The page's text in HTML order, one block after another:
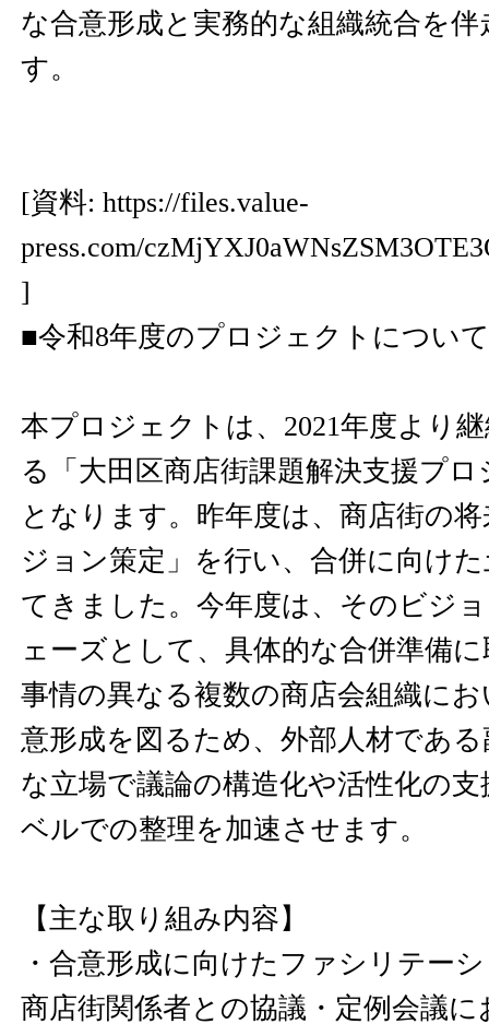
な合意形成と実務的な組織統合を
す。
[資料: https://files.value-
press.com/
]
■令和8年度のプロジェクトについて
本プロジェクトは、2021年度より
る「大田区商店街課題解決支援プ
となります。昨年度は、商店街の
ジョン策定」を行い、合併に向け
てきました。今年度は、そのビジ
ェーズとして、具体的な合併準備
事情の異なる複数の商店会組織に
意形成を図るため、外部人材であ
な立場で議論の構造化や活性化の
ベルでの整理を加速させます。
【主な取り組み内容】
・合意形成に向けたファシリテー
商店街関係者との協議・定例会議